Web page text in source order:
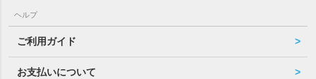
ヘルプ
ご利用ガイド
お支払いについて